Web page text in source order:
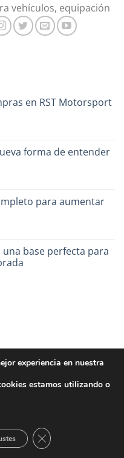
vehículos, equipación
en RST Motorsport
forma de entender
para aumentar
una base perfecta para
DATOS SEGUROS
MOTORSPORT
experiencia en nuestra
estamos utilizando o
CERRAR EL